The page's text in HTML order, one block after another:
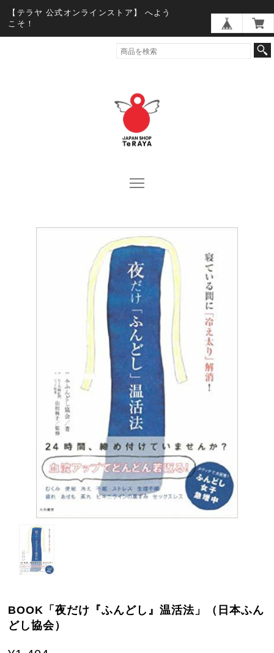
【テラヤ 公式オンラインストア】 へよう
こそ！
BOOK「夜だけ『ふんどし』温活法」（日本ふん
どし協会）